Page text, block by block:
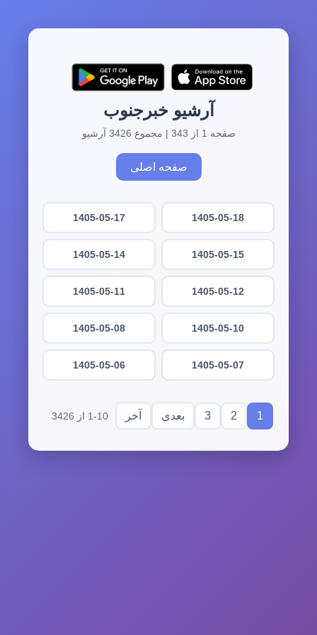
آرشیو خبرجنوب
صفحه 1 از 343 | مجموع 3426 آرشیو
صفحه اصلی
1405-05-18
1405-05-17
1405-05-15
1405-05-14
1405-05-12
1405-05-11
1405-05-10
1405-05-08
1405-05-07
1405-05-06
1
2
3 بعدی آخر 1-10 از 3426